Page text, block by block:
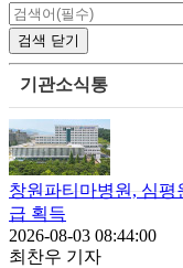
검색 닫기
기관소식통
창원파티마병원, 심평
급 획득
2026-08-03 08:44:00
최찬우 기자